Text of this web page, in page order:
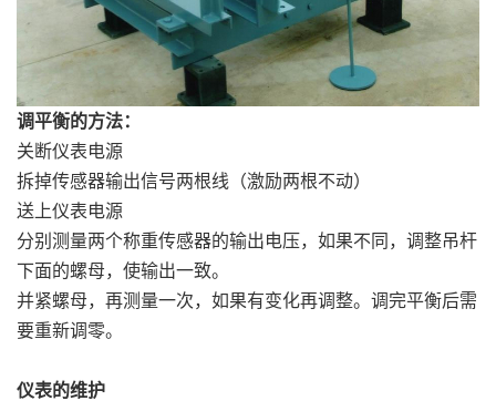
调平衡的方法：
关断仪表电源
拆掉传感器输出信号两根线（激励两根不动）
送上仪表电源
分别测量两个称重传感器的输出电压，如果不同，调整吊杆
下面的螺母，使输出一致。
并紧螺母，再测量一次，如果有变化再调整。调完平衡后需
要重新调零。
仪表的维护